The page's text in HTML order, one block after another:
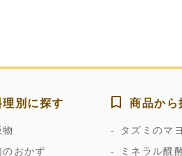
理別に探す
物
のおかず
商品から
タズミのマ
ミネラル醗